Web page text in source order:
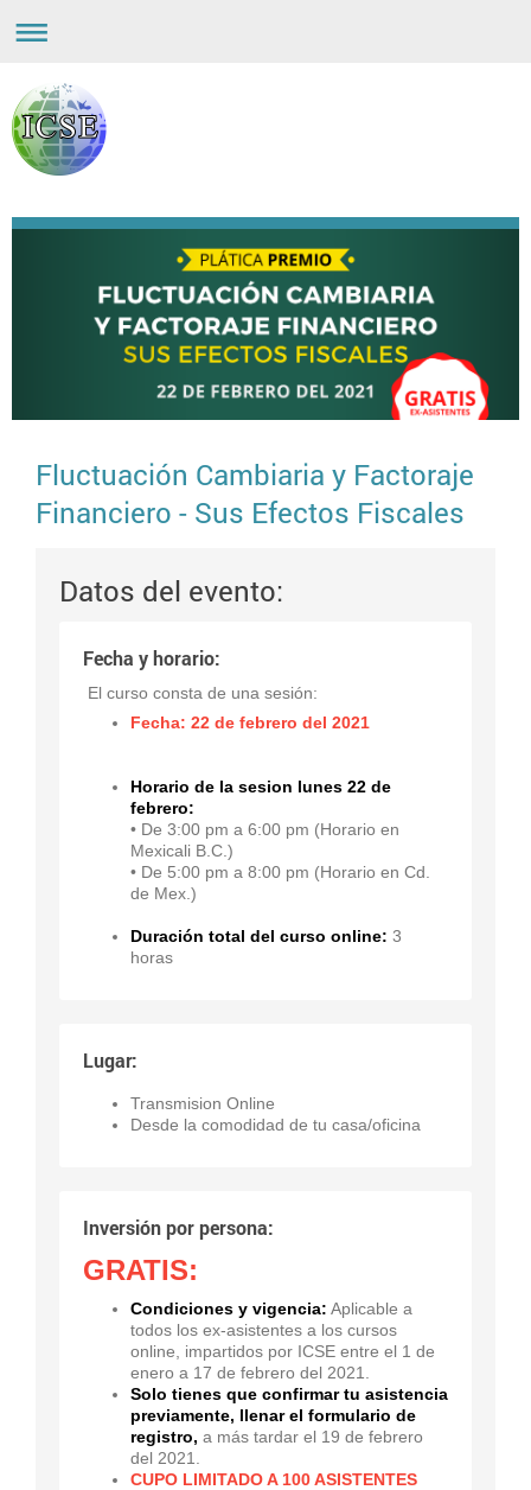
Fluctuación Cambiaria y Factoraje
Financiero - Sus Efectos Fiscales
Datos del evento:
Fecha y horario:
El curso consta de una sesión:
Fecha: 22 de febrero del 2021
Horario de la sesion lunes 22 de
febrero:
• De 3:00 pm a 6:00 pm (Horario en
Mexicali B.C.)
• De 5:00 pm a 8:00 pm (Horario en Cd.
de Mex.)
Duración total del curso online: 3
horas
Lugar:
Transmision Online
Desde la comodidad de tu casa/oficina
Inversión por persona:
GRATIS:
Condiciones y vigencia: Aplicable a
todos los ex-asistentes a los cursos
online, impartidos por ICSE entre el 1 de
enero a 17 de febrero del 2021.
Solo tienes que confirmar tu asistencia
previamente, llenar el formulario de
registro, a más tardar el 19 de febrero
del 2021.
CUPO LIMITADO A 100 ASISTENTES